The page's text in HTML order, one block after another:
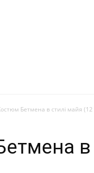
Бетмена в стилі майя (12
в